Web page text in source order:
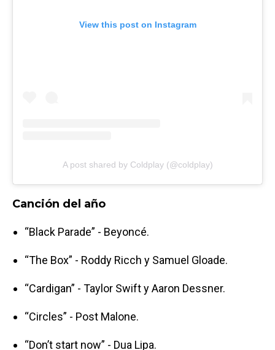
View this post on Instagram
A post shared by Coldplay (@coldplay)
Canción del año
“Black Parade” - Beyoncé.
“The Box” - Roddy Ricch y Samuel Gloade.
“Cardigan” - Taylor Swift y Aaron Dessner.
“Circles” - Post Malone.
“Don’t start now” - Dua Lipa.